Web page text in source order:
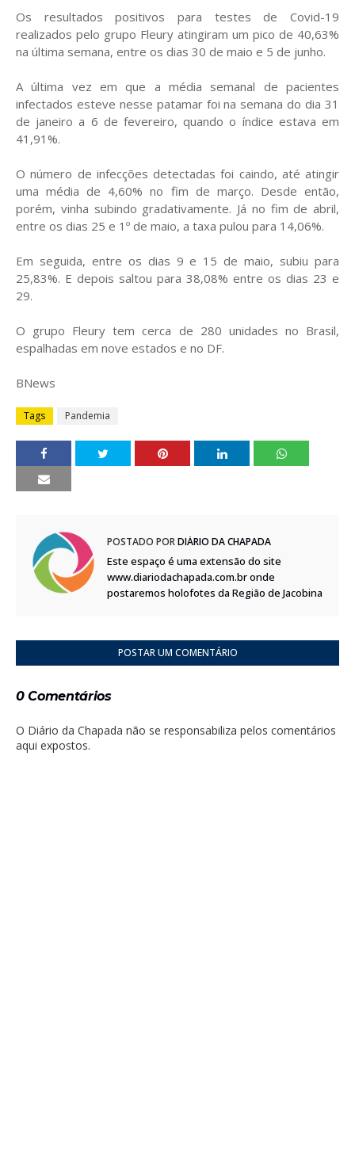
Os resultados positivos para testes de Covid-19
realizados pelo grupo Fleury atingiram um pico de 40,63%
na última semana, entre os dias 30 de maio e 5 de junho.
A última vez em que a média semanal de pacientes
infectados esteve nesse patamar foi na semana do dia 31
de janeiro a 6 de fevereiro, quando o índice estava em
41,91%.
O número de infecções detectadas foi caindo, até atingir
uma média de 4,60% no fim de março. Desde então,
porém, vinha subindo gradativamente. Já no fim de abril,
entre os dias 25 e 1º de maio, a taxa pulou para 14,06%.
Em seguida, entre os dias 9 e 15 de maio, subiu para
25,83%. E depois saltou para 38,08% entre os dias 23 e
29.
O grupo Fleury tem cerca de 280 unidades no Brasil,
espalhadas em nove estados e no DF.
BNews
Tags Pandemia
POSTADO PORDIÁRIO DA CHAPADA
Este espaço é uma extensão do site
www.diariodachapada.com.br onde
postaremos holofotes da Região de Jacobina
POSTAR UM COMENTÁRIO
0 Comentários
O Diário da Chapada não se responsabiliza pelos comentários
aqui expostos.